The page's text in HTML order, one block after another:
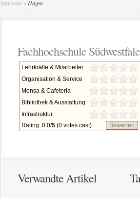
Startseite » Hagen
Fachhochschule
Lehrkräfte & Mitarbeiter
Organisation & Service
Mensa & Cafeteria
Bibliothek & Ausstattung
Infrastruktur
Rating: 0.0/5 (0 votes cast) Bewerten
Verwandte Artikel